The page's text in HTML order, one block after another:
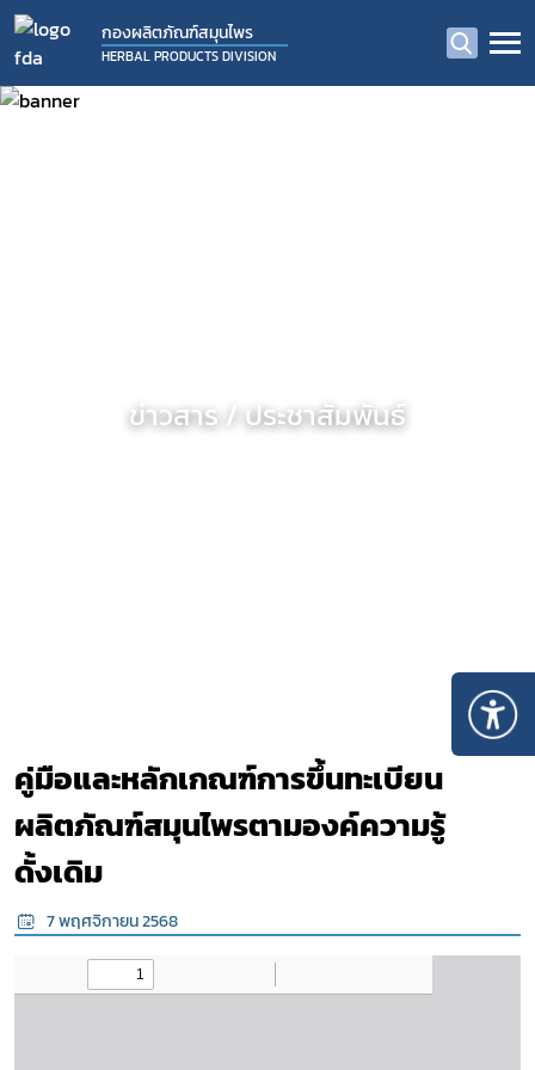
กองผลิตภัณฑ์สมุนไพร
HERBAL PRODUCTS DIVISION
ข่าวสาร / ประชาสัมพันธ์
คู่มือและหลักเกณฑ์การขึ้นทะเบียน
ผลิตภัณฑ์สมุนไพรตามองค์ความรู้
ดั้งเดิม
7 พฤศจิกายน 2568